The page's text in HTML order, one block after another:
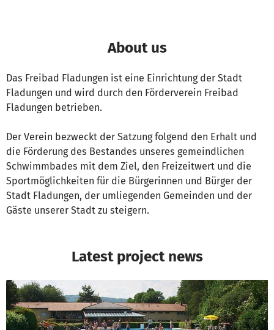
About us
Das Freibad Fladungen ist eine Einrichtung der Stadt
Fladungen und wird durch den Förderverein Freibad
Fladungen betrieben.
Der Verein bezweckt der Satzung folgend den Erhalt und
die Förderung des Bestandes unseres gemeindlichen
Schwimmbades mit dem Ziel, den Freizeitwert und die
Sportmöglichkeiten für die Bürgerinnen und Bürger der
Stadt Fladungen, der umliegenden Gemeinden und der
Gäste unserer Stadt zu steigern.
Latest project news